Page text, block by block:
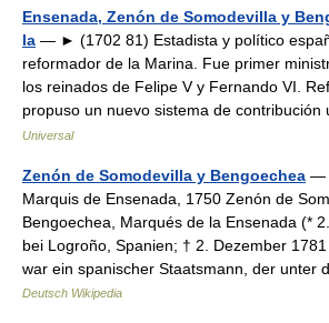
Ensenada, Zenón de Somodevilla y
la — ► (1702 81) Estadista y político
reformador de la Marina. Fue primer
los reinados de Felipe V y Fernando VI.
propuso un nuevo sistema de
Universal
Zenón de Somodevilla y Bengoechea —
Marquis de Ensenada, 1750 Zenón de
Bengoechea, Marqués de la Ensenada (*
bei Logroño, Spanien; † 2. Dezember
war ein spanischer Staatsmann, der
Deutsch Wikipedia